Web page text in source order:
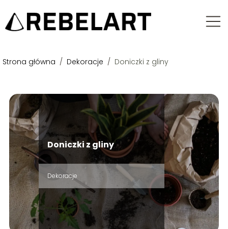
Strona główna / Dekoracje / Doniczki z gliny
Doniczki z gliny
Dekoracje